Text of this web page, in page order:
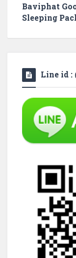
Baviphat
Sleeping
Line id :